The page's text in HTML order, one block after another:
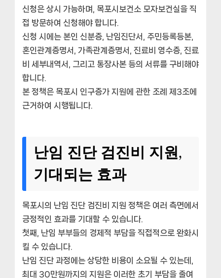
신청은 상시 가능하며, 목포시보건소 모자보건실을 직
접 방문하여 신청해야 합니다.
신청 시에는 본인 신분증, 난임진단서, 주민등록등본,
혼인관계증명서, 가족관계증명서, 진료비 영수증, 진료
비 세부내역서, 그리고 통장사본 등의 서류를 구비해야
합니다.
본 정책은 목포시 인구증가 지원에 관한 조례 제3조에
근거하여 시행됩니다.
난임 진단 검진비 지원,
기대되는 효과
목포시의 난임 진단 검진비 지원 정책은 여러 측면에서
긍정적인 효과를 기대할 수 있습니다.
첫째, 난임 부부들의 경제적 부담을 직접적으로 완화시
킬 수 있습니다.
난임 진단 과정에는 상당한 비용이 소요될 수 있는데,
최대 30만원까지의 지원은 이러한 초기 부담을 줄여